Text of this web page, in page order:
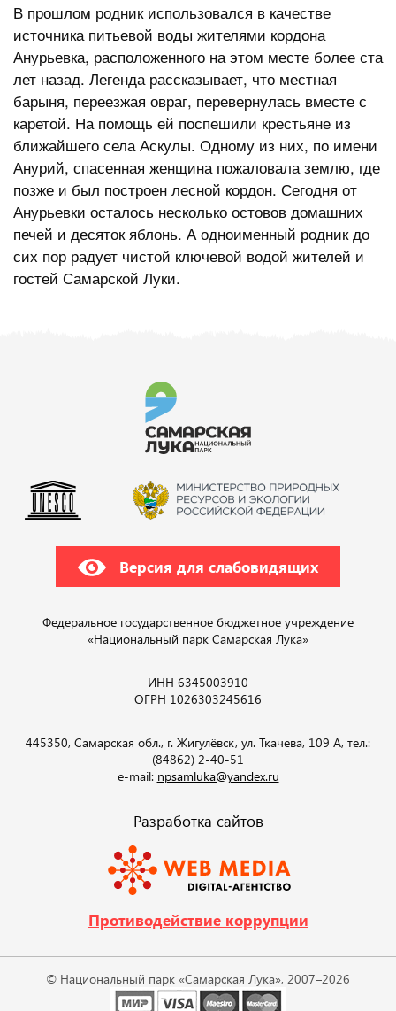
В прошлом родник использовался в качестве
источника питьевой воды жителями кордона
Анурьевка, расположенного на этом месте более ста
лет назад. Легенда рассказывает, что местная
барыня, переезжая овраг, перевернулась вместе с
каретой. На помощь ей поспешили крестьяне из
ближайшего села Аскулы. Одному из них, по имени
Анурий, спасенная женщина пожаловала землю, где
позже и был построен лесной кордон. Сегодня от
Анурьевки осталось несколько остовов домашних
печей и десяток яблонь. А одноименный родник до
сих пор радует чистой ключевой водой жителей и
гостей Самарской Луки.
Версия для слабовидящих
Федеральное государственное бюджетное учреждение
«Национальный парк Самарская Лука»
ИНН 6345003910
ОГРН 1026303245616
445350, Самарская обл., г. Жигулёвск, ул. Ткачева, 109 А, тел.:
(84862) 2-40-51
e-mail: npsamluka@yandex.ru
Разработка сайтов
Противодействие коррупции
© Национальный парк «Самарская Лука», 2007–2026